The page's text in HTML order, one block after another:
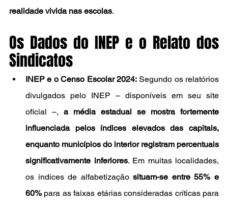
realidade vivida nas escolas.
Os Dados do INEP e o Relato dos
Sindicatos
INEP e o Censo Escolar 2024: Segundo os relatórios
divulgados pelo INEP – disponíveis em seu site
oficial –, a média estadual se mostra fortemente
influenciada pelos índices elevados das capitais,
enquanto municípios do interior registram percentuais
significativamente inferiores. Em muitas localidades,
os índices de alfabetização situam-se entre 55% e
60% para as faixas etárias consideradas críticas para